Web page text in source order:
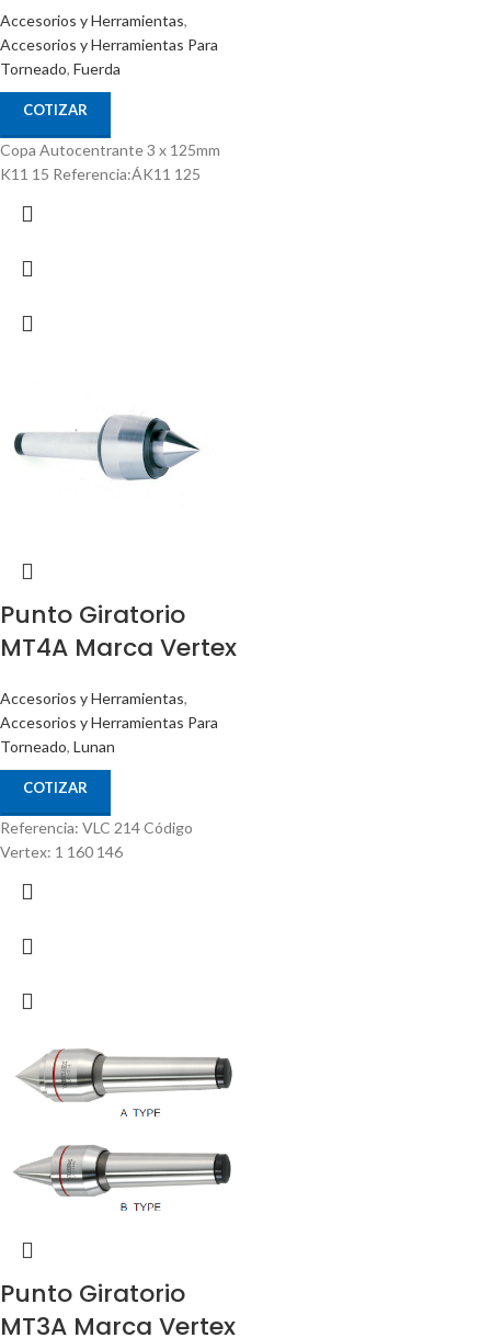
Accesorios y Herramientas,
Accesorios y Herramientas Para
Torneado, Fuerda
COTIZAR
Copa Autocentrante 3 x 125mm
K11 15 Referencia:ÁK11 125
Punto Giratorio
MT4A Marca Vertex
Accesorios y Herramientas,
Accesorios y Herramientas Para
Torneado, Lunan
COTIZAR
Referencia: VLC 214 Código
Vertex: 1 160 146
Punto Giratorio
MT3A Marca Vertex